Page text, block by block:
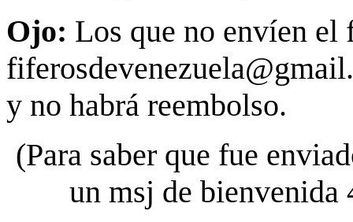
Ojo: Los que no envíen
y no habrá reembolso.
(Para saber que fue
un msj de bienvenida